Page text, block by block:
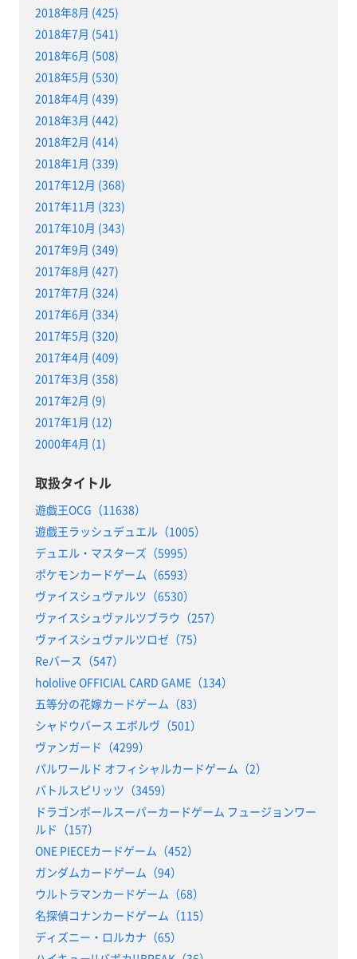
2018年8月 (425)
2018年7月 (541)
2018年6月 (508)
2018年5月 (530)
2018年4月 (439)
2018年3月 (442)
2018年2月 (414)
2018年1月 (339)
2017年12月 (368)
2017年11月 (323)
2017年10月 (343)
2017年9月 (349)
2017年8月 (427)
2017年7月 (324)
2017年6月 (334)
2017年5月 (320)
2017年4月 (409)
2017年3月 (358)
2017年2月 (9)
2017年1月 (12)
2000年4月 (1)
取扱タイトル
遊戯王OCG（11638）
遊戯王ラッシュデュエル（1005）
デュエル・マスターズ（5995）
ポケモンカードゲーム（6593）
ヴァイスシュヴァルツ（6530）
ヴァイスシュヴァルツブラウ（257）
ヴァイスシュヴァルツロゼ（75）
Reバース（547）
hololive OFFICIAL CARD GAME（134）
五等分の花嫁カードゲーム（83）
シャドウバース エボルヴ（501）
ヴァンガード（4299）
パルワールド オフィシャルカードゲーム（2）
バトルスピリッツ（3459）
ドラゴンボールスーパーカードゲーム フュージョンワー
ルド（157）
ONE PIECEカードゲーム（452）
ガンダムカードゲーム（94）
ウルトラマンカードゲーム（68）
名探偵コナンカードゲーム（115）
ディズニー・ロルカナ（65）